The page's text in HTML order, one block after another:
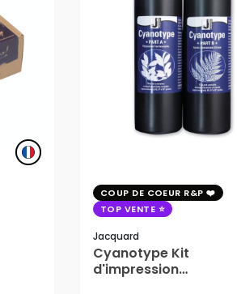
COUP DE COEUR R&P
TOP VENTE
Jacquard
Cyanotype Kit
d'impression